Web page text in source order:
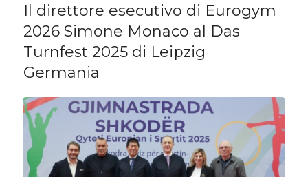
Il direttore esecutivo di Eurogym
2026 Simone Monaco al Das
Turnfest 2025 di Leipzig
Germania